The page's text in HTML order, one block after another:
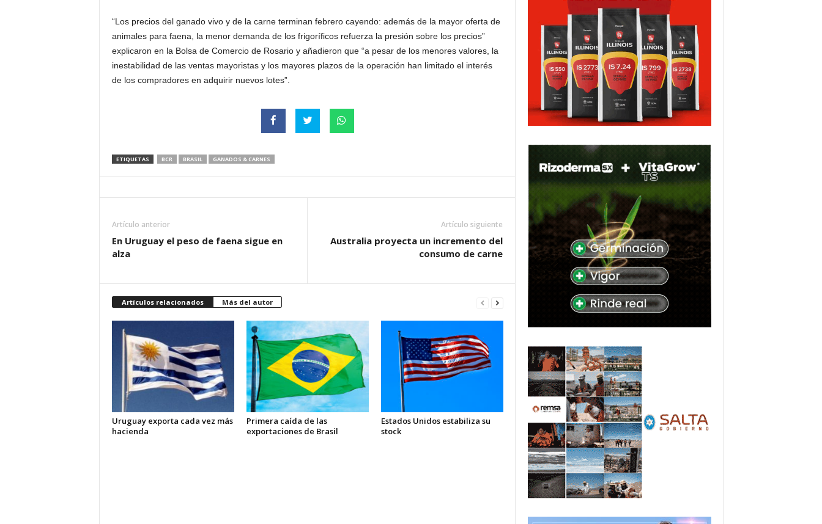
“Los precios del ganado vivo y de la carne terminan febrero cayendo: además de la mayor oferta de
animales para faena, la menor demanda de los frigoríficos refuerza la presión sobre los precios”
explicaron en la Bolsa de Comercio de Rosario y añadieron que “a pesar de los menores valores, la
inestabilidad de las ventas mayoristas y los mayores plazos de la operación han limitado el interés
de los compradores en adquirir nuevos lotes”.
ETIQUETAS BCR BRASIL GANADOS & CARNES
Artículo anterior
En Uruguay el peso de faena sigue en
alza
Artículo siguiente
Australia proyecta un incremento del
consumo de carne
Artículos relacionados Más del autor
Uruguay exporta cada vez más
hacienda
Primera caída de las
exportaciones de Brasil
Estados Unidos estabiliza su
stock